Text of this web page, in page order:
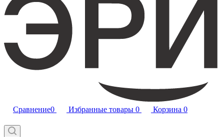
Сравнение0 Избранные товары 0 Корзина 0